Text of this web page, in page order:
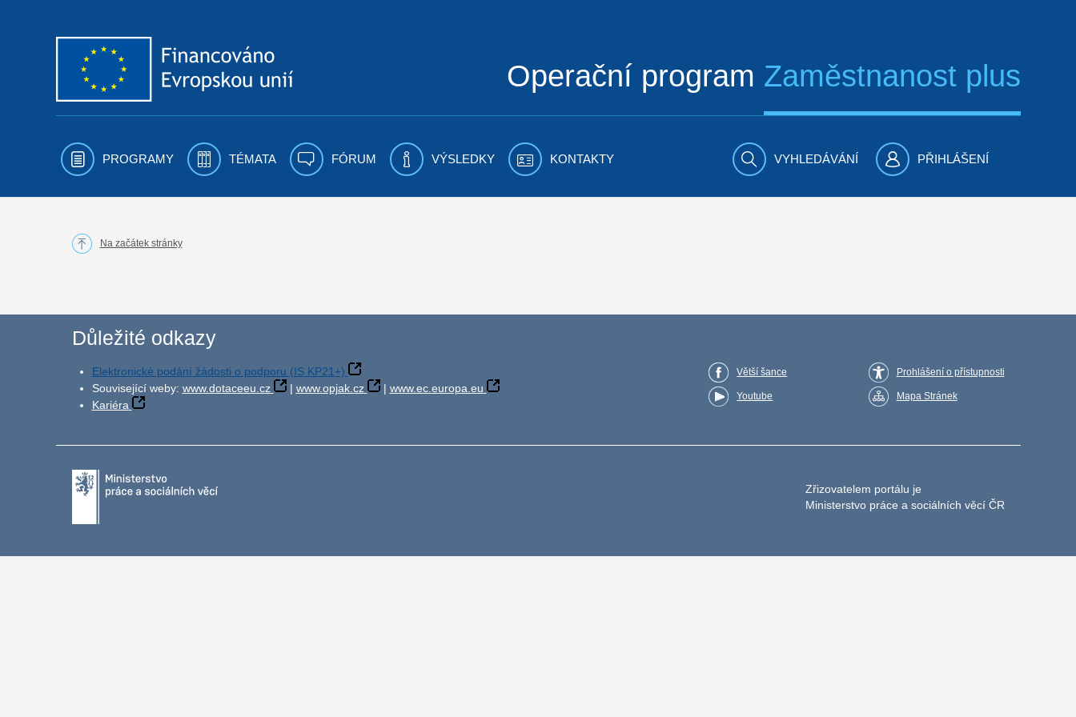
Operační program Zaměstnanost plus
PROGRAMY TÉMATA FÓRUM VÝSLEDKY KONTAKTY VYHLEDÁVÁNÍ PŘIHLÁŠENÍ
Na začátek stránky
Důležité odkazy
Elektronické podání žádosti o podporu (IS KP21+)
Související weby: www.dotaceeu.cz | www.opjak.cz | www.ec.europa.eu
Kariéra
Větší šance
Youtube
Prohlášení o přístupnosti
Mapa Stránek
Zřizovatelem portálu je
Ministerstvo práce a sociálních věcí ČR